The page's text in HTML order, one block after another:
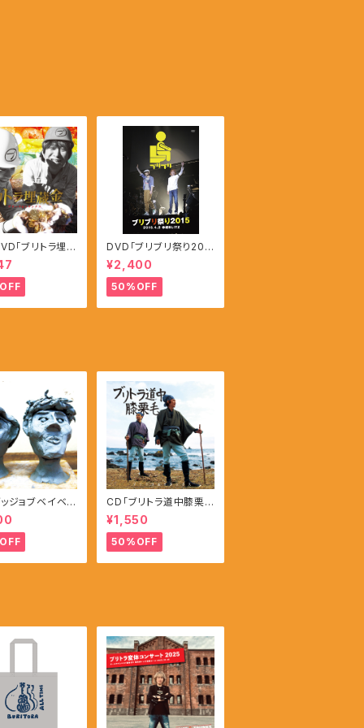
「ブリトラ埋蔵
DVD「ブリブリ祭り201
5」
¥2,400
50%OFF
ジョブベイベ
CD「ブリトラ道中膝栗
毛」
¥1,550
50%OFF